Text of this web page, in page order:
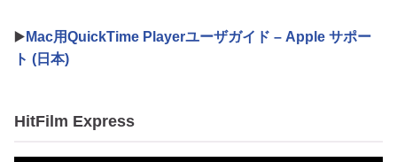
▶️ Mac用QuickTime Playerユーザガイド – Apple サポー
ト (日本)
HitFilm Express